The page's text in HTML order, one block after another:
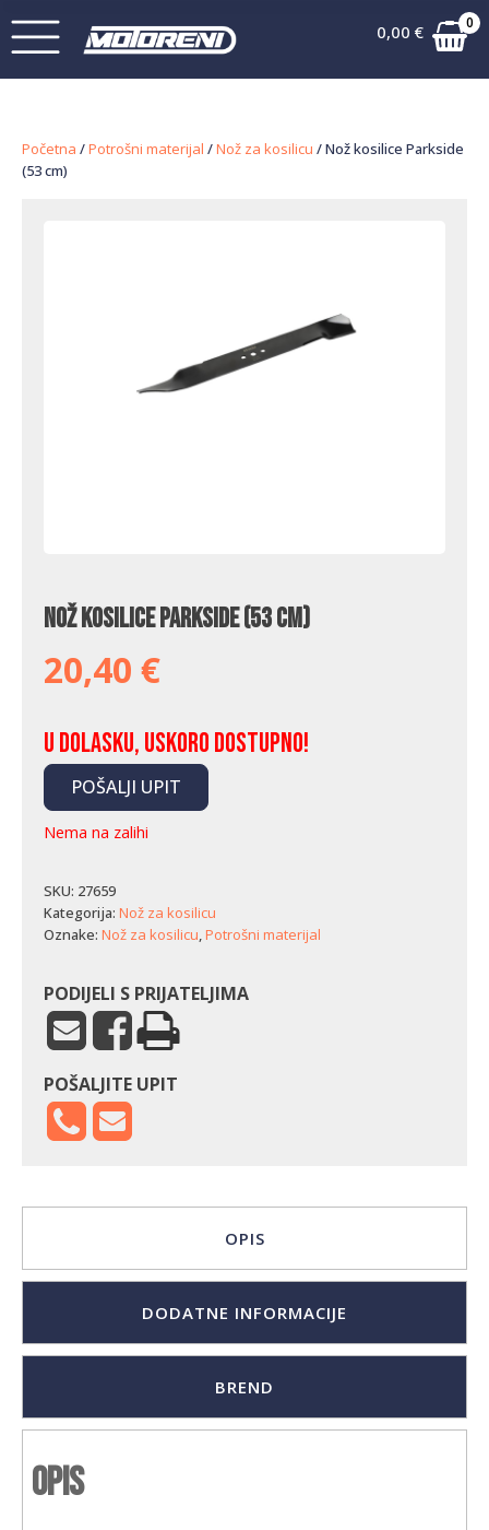
0,00 € 0
Početna /Potrošni materijal /Nož za kosilicu / Nož kosilice Parkside
(53 cm)
Nož kosilice Parkside (53 cm)
20,40 €
U dolasku, uskoro dostupno!
POŠALJI UPIT
Nema na zalihi
SKU: 27659
Kategorija: Nož za kosilicu
Oznake: Nož za kosilicu,Potrošni materijal
PODIJELI S PRIJATELJIMA
POŠALJITE UPIT
OPIS
DODATNE INFORMACIJE
BREND
Opis